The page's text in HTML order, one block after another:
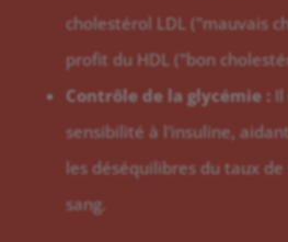
cholestérol LDL ("mauvais
profit du HDL ("bon
Contrôle de la glycémie :
sensibilité à l'insuline,
les déséquilibres du taux
sang.